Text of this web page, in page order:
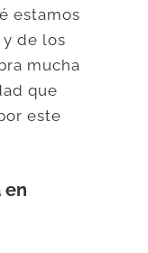
estamos
de los
mucha
que
este
en